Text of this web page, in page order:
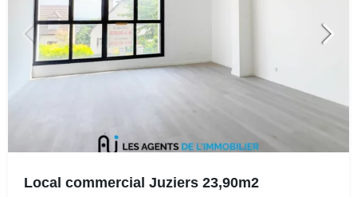
Local commercial Juziers 23,90m2